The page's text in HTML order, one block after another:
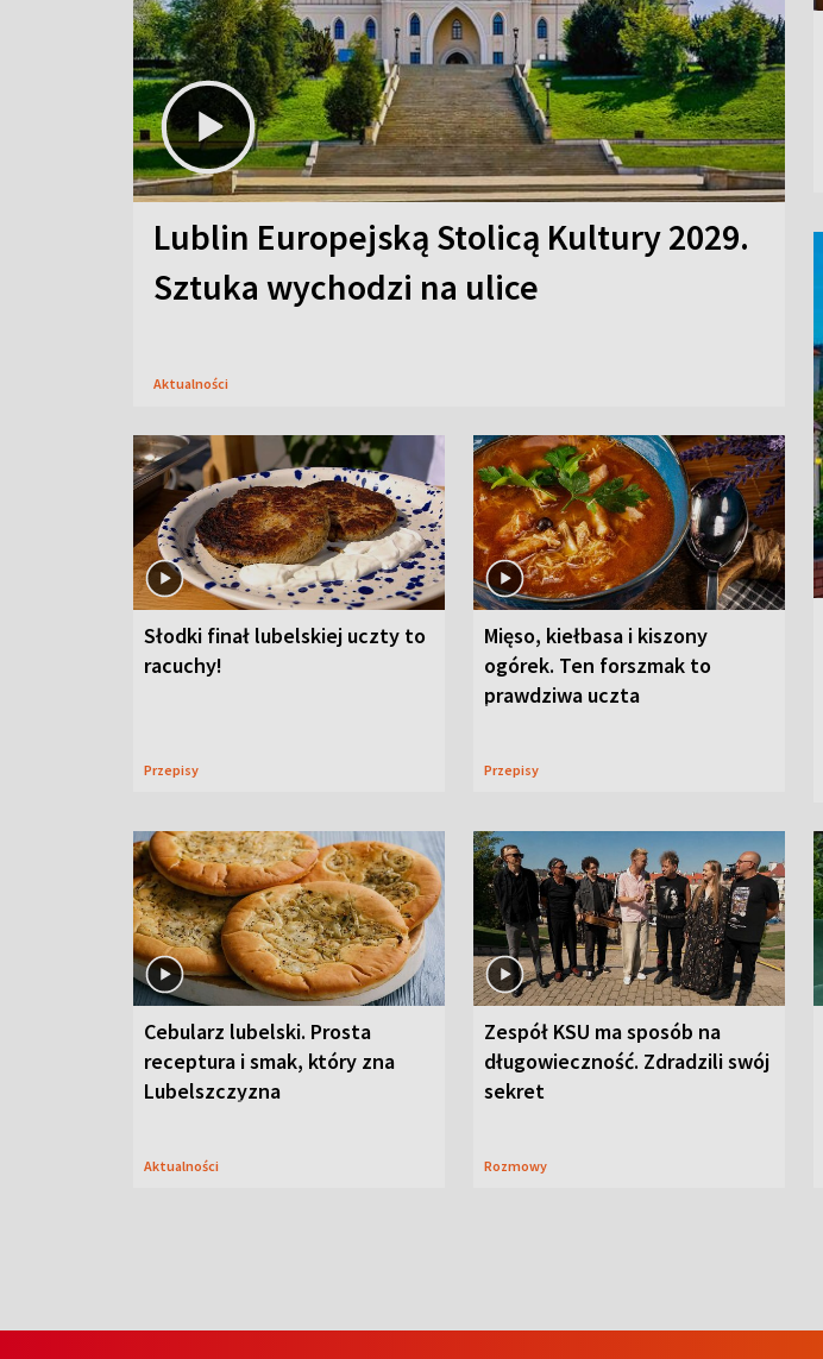
Lublin Europejską Stolicą Kultury 2029.
Sztuka wychodzi na ulice
Aktualności
Słodki finał lubelskiej uczty to
racuchy!
Przepisy
Mięso, kiełbasa i kiszony
ogórek. Ten forszmak to
prawdziwa uczta
Przepisy
Cebularz lubelski. Prosta
receptura i smak, który zna
Lubelszczyzna
Aktualności
Zespół KSU ma sposób na
długowieczność. Zdradzili swój
sekret
Rozmowy